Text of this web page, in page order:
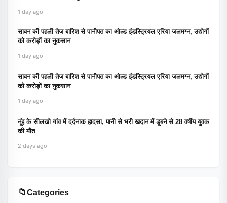
1 day ago
सावन की पहली तेज बारिश से पानीपत का ओल्ड इंडस्ट्रियल एरिया जलमग्न, उद्योगों
को करोड़ों का नुकसान
1 day ago
सावन की पहली तेज बारिश से पानीपत का ओल्ड इंडस्ट्रियल एरिया जलमग्न, उद्योगों
को करोड़ों का नुकसान
1 day ago
नूंह के सीलखो गांव में दर्दनाक हादसा, पानी से भरी खदान में डूबने से 28 वर्षीय युवक
की मौत
2 days ago
📁Categories